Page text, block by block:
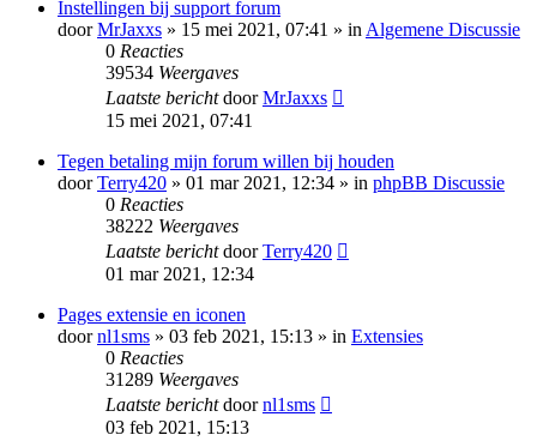
Instellingen bij support forum
doorMrJaxxs » 15 mei 2021, 07:41 » inAlgemene Discussie
0 Reacties
39534 Weergaves
Laatste berichtdoorMrJaxxs
15 mei 2021, 07:41
Tegen betaling mijn forum willen bij houden
doorTerry420 » 01 mar 2021, 12:34 » in phpBB Discussie
0 Reacties
38222 Weergaves
Laatste berichtdoorTerry420
01 mar 2021, 12:34
Pages extensie en iconen
doornl1sms » 03 feb 2021, 15:13 » in Extensies
0 Reacties
31289 Weergaves
Laatste berichtdoornl1sms
03 feb 2021, 15:13